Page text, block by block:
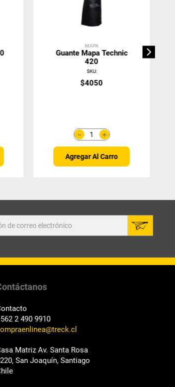
MAPA
Guante Mapa Technic
420
SKU:
$4050
＋
－
Agregar Al Carro
2 490 9910
Matriz Av. Santa Rosa
San Joaquín, Santiago